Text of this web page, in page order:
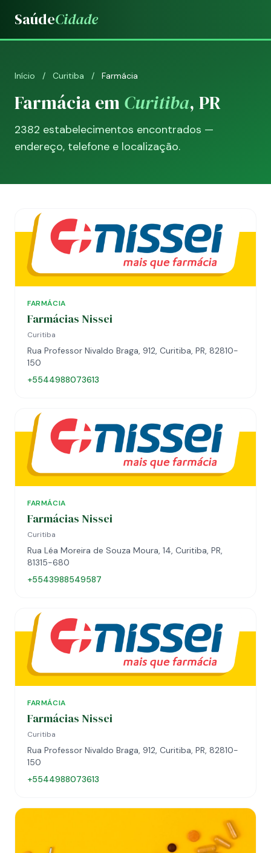
SaúdeCidade
Início / Curitiba / Farmácia
Farmácia emCuritiba, PR
2382 estabelecimentos encontrados —
endereço, telefone e localização.
FARMÁCIA
Farmácias Nissei
Curitiba
Rua Professor Nivaldo Braga, 912, Curitiba, PR, 82810-
150
+5544988073613
FARMÁCIA
Farmácias Nissei
Curitiba
Rua Léa Moreira de Souza Moura, 14, Curitiba, PR,
81315-680
+5543988549587
FARMÁCIA
Farmácias Nissei
Curitiba
Rua Professor Nivaldo Braga, 912, Curitiba, PR, 82810-
150
+5544988073613